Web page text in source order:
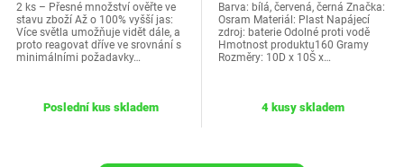
2 ks – Přesné množství ověřte ve
stavu zboží Až o 100% vyšší jas:
Více světla umožňuje vidět dále, a
proto reagovat dříve ve srovnání s
minimálními požadavky…
Poslední kus skladem
Barva: bílá, červená, černá Značka:
Osram Materiál: Plast Napájecí
zdroj: baterie Odolné proti vodě
Hmotnost produktu160 Gramy
Rozměry: 10D x 10Š x…
4 kusy skladem